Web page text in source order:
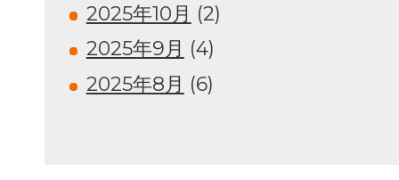
2025年10月 (2)
2025年9月 (4)
2025年8月 (6)